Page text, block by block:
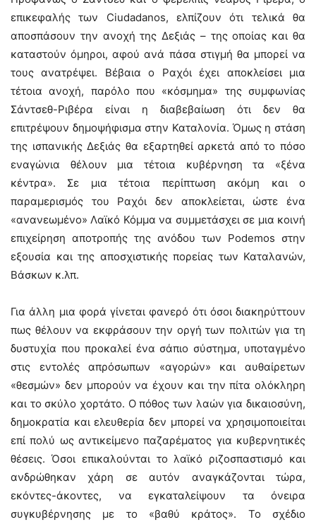
επικεφαλής των Ciudadanos, ελπίζουν ότι τελικά θα
αποσπάσουν την ανοχή της Δεξιάς – της οποίας και θα
καταστούν όμηροι, αφού ανά πάσα στιγμή θα μπορεί να
τους ανατρέψει. Βέβαια ο Ραχόι έχει αποκλείσει μια
τέτοια ανοχή, παρόλο που «κόσμημα» της συμφωνίας
Σάντσεθ-Ριβέρα είναι η διαβεβαίωση ότι δεν θα
επιτρέψουν δημοψήφισμα στην Καταλονία. Όμως η στάση
της ισπανικής Δεξιάς θα εξαρτηθεί αρκετά από το πόσο
εναγώνια θέλουν μια τέτοια κυβέρνηση τα «ξένα
κέντρα». Σε μια τέτοια περίπτωση ακόμη και ο
παραμερισμός του Ραχόι δεν αποκλείεται, ώστε ένα
«ανανεωμένο» Λαϊκό Κόμμα να συμμετάσχει σε μια κοινή
επιχείρηση αποτροπής της ανόδου των Podemos στην
εξουσία και της αποσχιστικής πορείας των Καταλανών,
Βάσκων κ.λπ.
Για άλλη μια φορά γίνεται φανερό ότι όσοι διακηρύττουν
πως θέλουν να εκφράσουν την οργή των πολιτών για τη
δυστυχία που προκαλεί ένα σάπιο σύστημα, υποταγμένο
στις εντολές απρόσωπων «αγορών» και αυθαίρετων
«θεσμών» δεν μπορούν να έχουν και την πίτα ολόκληρη
και το σκύλο χορτάτο. Ο πόθος των λαών για δικαιοσύνη,
δημοκρατία και ελευθερία δεν μπορεί να χρησιμοποιείται
επί πολύ ως αντικείμενο παζαρέματος για κυβερνητικές
θέσεις. Όσοι επικαλούνται το λαϊκό ριζοσπαστισμό και
ανδρώθηκαν χάρη σε αυτόν αναγκάζονται τώρα,
εκόντες-άκοντες, να εγκαταλείψουν τα όνειρα
συγκυβέρνησης με το «βαθύ κράτος». Το σχέδιο